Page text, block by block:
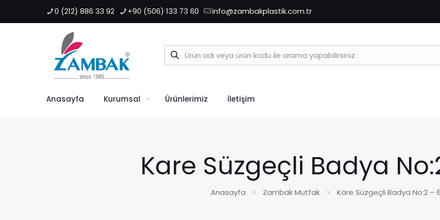
0 (212) 886 33 92 +90 (506) 133 73 60 info@zambakplastik.com.tr
Anasayfa Kurumsal Ürünlerimiz İletişim
Kare Süzgeçli Badya
Anasayfa Zambak Mutfak Kare Süzgeçli Badya No:2 –